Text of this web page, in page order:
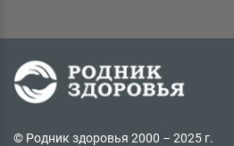
© Родник здоровья 2000 – 2025 г.